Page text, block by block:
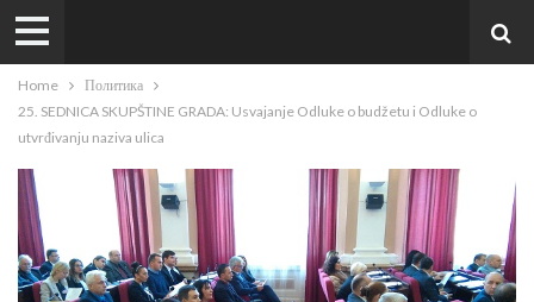
Home
Политика
25. SEDNICA SKUPŠTINE GRADA: Usvajanje Odluke o budžetu i Odluke o
utvrđivanju naziva ulica